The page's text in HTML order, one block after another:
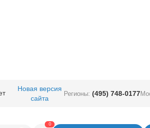
Новая версия
сайта
Регионы: (495) 748-0177
0